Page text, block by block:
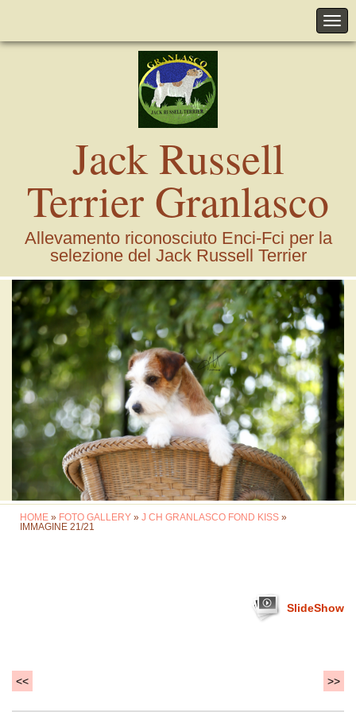
Jack Russell
Terrier Granlasco
Allevamento riconosciuto Enci-Fci per la
selezione del Jack Russell Terrier
HOME » FOTO GALLERY » J CH GRANLASCO FOND KISS »
IMMAGINE 21/21
SlideShow
<< >>